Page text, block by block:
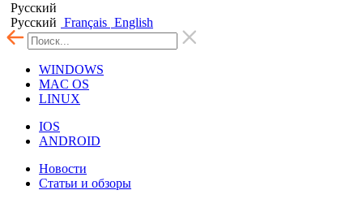
Русский
Русский Français English
WINDOWS
MAC OS
LINUX
IOS
ANDROID
Новости
Статьи и обзоры